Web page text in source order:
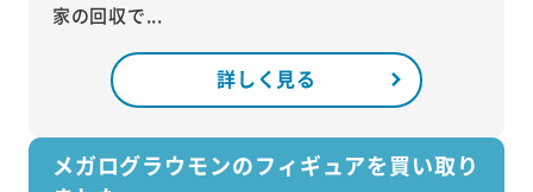
家の回収で...
詳しく見る
メガログラウモンのフィギュアを買い取り